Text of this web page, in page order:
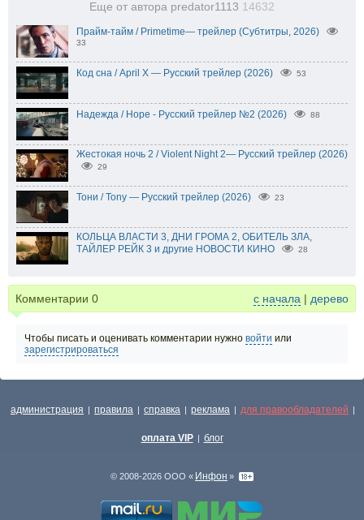
Еще от автора predator1113 14632
Прайм-тайм / Primetime— трейлер (Субтитры, 2026)
33
Код сна / April X — Русский трейлер (2026) 53
Надежда / Hope - Русский трейлер №2 (2026) 88
Жестокая ночь 2 / Violent Night 2— Русский трейлер (2026)
29
Тони / Tony — Русский трейлер (2026) 23
КОЛЬЦА ВЛАСТИ 3, ДНИ ГРОМА 2, ОБИТЕЛЬ ЗЛА,
ТАЙЛЕР РЕЙК 3 и другие НОВОСТИ КИНО
28
Комментарии 0 с начала | дерево
Чтобы писать и оценивать комментарии нужно войти или
зарегистрироваться
администрация | правила | справка | реклама | для правообладателей |
оплата VIP | блог
© 2008-2026 ООО « Инфон »